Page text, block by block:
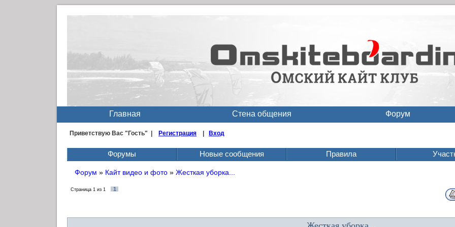
Главная Стена общения Форум
Приветствую Вас "Гость" | Регистрация Вход
Форумы Новые сообщения Правила
Форум » Кайт видео и фото » Жесткая уборка...
Страница 1 из 1 1